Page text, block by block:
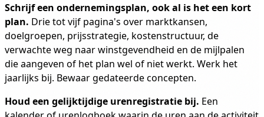
Schrijf een ondernemingsplan, ook al is het een kort
plan. Drie tot vijf pagina's over marktkansen,
doelgroepen, prijsstrategie, kostenstructuur, de
verwachte weg naar winstgevendheid en de mijlpalen
die aangeven of het plan wel of niet werkt. Werk het
jaarlijks bij. Bewaar gedateerde concepten.
Houd een gelijktijdige urenregistratie bij. Een